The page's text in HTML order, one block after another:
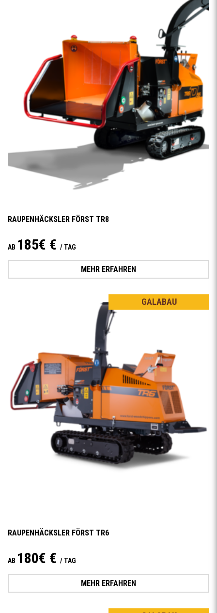
RAUPENHÄCKSLER FÖRST TR8
AB 185€ € / TAG
MEHR ERFAHREN
GALABAU
RAUPENHÄCKSLER FÖRST TR6
AB 180€ € / TAG
MEHR ERFAHREN